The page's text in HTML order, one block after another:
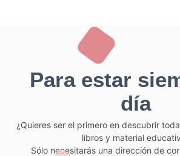
Para estar
día
¿Quieres ser el primero en descubrir
libros y material
Sólo necesitarás una dirección de